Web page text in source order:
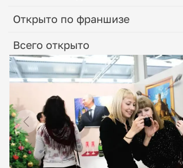
Открыто по франшизе
Всего открыто